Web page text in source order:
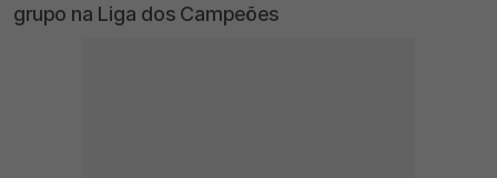
grupo na Liga dos Campeões